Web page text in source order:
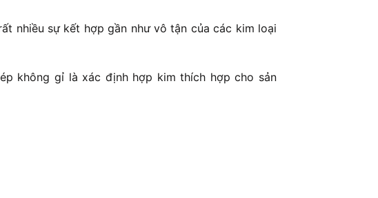
nhiều sự kết hợp gần như vô tận của các kim loại
không gỉ là xác định hợp kim thích hợp cho sản